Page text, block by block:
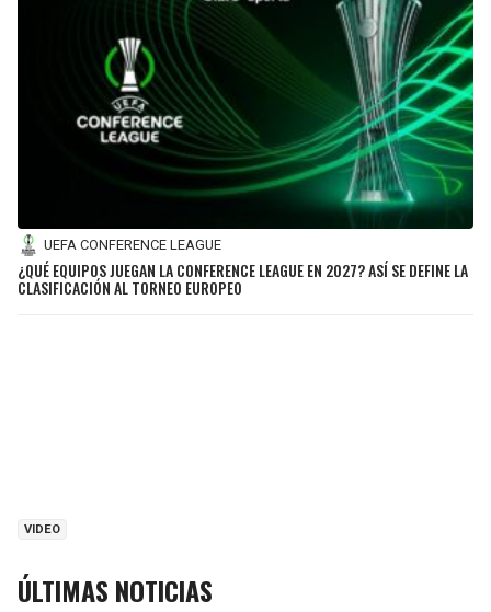
UEFA CONFERENCE LEAGUE
¿QUÉ EQUIPOS JUEGAN LA CONFERENCE LEAGUE EN 2027? ASÍ SE DEFINE LA
CLASIFICACIÓN AL TORNEO EUROPEO
VIDEO
ÚLTIMAS NOTICIAS